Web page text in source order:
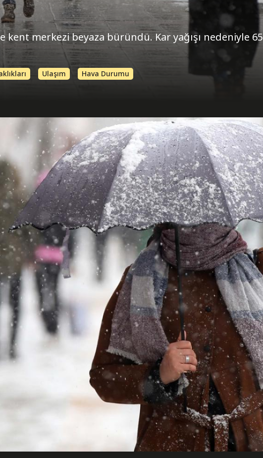
kent merkezi beyaza büründü. Kar yağışı nedeniyle 65
Ulaşım Hava Durumu